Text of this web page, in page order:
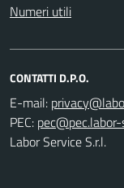
Numeri utili
CONTATTI D.P.O.
E-mail:
PEC:
Labor Service S.r.l.